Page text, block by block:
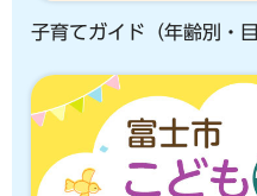
子育てガイド（年齢別・